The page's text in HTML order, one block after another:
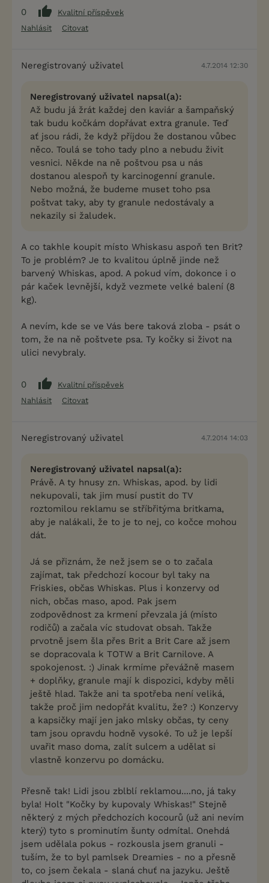
0
Kvalitní příspěvek
Nahlásit
Citovat
Neregistrovaný uživatel 4.7.2014 12:30
Neregistrovaný uživatel napsal(a):
Až budu já žrát každej den kaviár a šampaňský
tak budu kočkám dopřávat extra granule. Teď
ať jsou rádi, že když příjdou že dostanou vůbec
něco. Toulá se toho tady plno a nebudu živit
vesnici. Někde na ně poštvou psa u nás
dostanou alespoň ty karcinogenní granule.
Nebo možná, že budeme muset toho psa
poštvat taky, aby ty granule nedostávaly a
nekazily si žaludek.
A co takhle koupit místo Whiskasu aspoň ten Brit?
To je problém? Je to kvalitou úplně jinde než
barvený Whiskas, apod. A pokud vím, dokonce i o
pár kaček levnější, když vezmete velké balení (8
kg).
A nevím, kde se ve Vás bere taková zloba - psát o
tom, že na ně poštvete psa. Ty kočky si život na
ulici nevybraly.
0
Kvalitní příspěvek
Nahlásit
Citovat
Neregistrovaný uživatel 4.7.2014 14:03
Neregistrovaný uživatel napsal(a):
Právě. A ty hnusy zn. Whiskas, apod. by lidi
nekupovali, tak jim musí pustit do TV
roztomilou reklamu se stříbřitýma britkama,
aby je nalákali, že to je to nej, co kočce mohou
dát.
Já se přiznám, že než jsem se o to začala
zajímat, tak předchozí kocour byl taky na
Friskies, občas Whiskas. Plus i konzervy od
nich, občas maso, apod. Pak jsem
zodpovědnost za krmení převzala já (místo
rodičů) a začala víc studovat obsah. Takže
prvotně jsem šla přes Brit a Brit Care až jsem
se dopracovala k TOTW a Brit Carnilove. A
spokojenost. :) Jinak krmíme převážně masem
+ doplňky, granule mají k dispozici, kdyby měli
ještě hlad. Takže ani ta spotřeba není veliká,
takže proč jim nedopřát kvalitu, že? :) Konzervy
a kapsičky mají jen jako mlsky občas, ty ceny
tam jsou opravdu hodně vysoké. To už je lepší
uvařit maso doma, zalít sulcem a udělat si
vlastně konzervu po domácku.
Přesně tak! Lidi jsou zblblí reklamou....no, já taky
byla! Holt "Kočky by kupovaly Whiskas!" Stejně
některý z mých předchozích kocourů (už ani nevím
který) tyto s prominutím šunty odmítal. Onehdá
jsem udělala pokus - rozkousla jsem granuli -
tuším, že to byl pamlsek Dreamies - no a přesně
to, co jsem čekala - slaná chuť na jazyku. Ještě